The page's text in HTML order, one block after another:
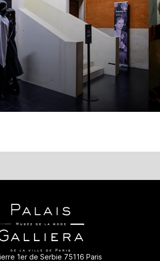
1er de Serbie 75116 Paris